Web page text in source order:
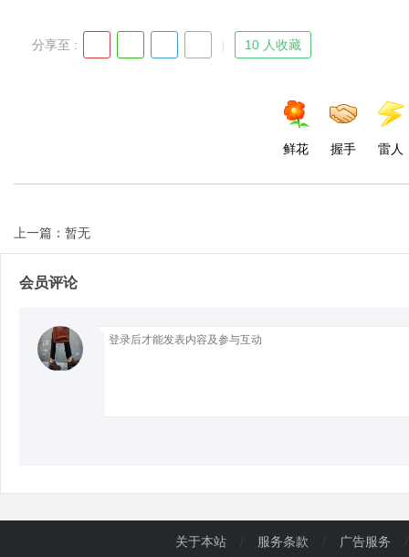
分享至 : 10 人收藏
鲜花 握手 雷人
上一篇：暂无
会员评论
关于本站 / 服务条款 / 广告服务 /